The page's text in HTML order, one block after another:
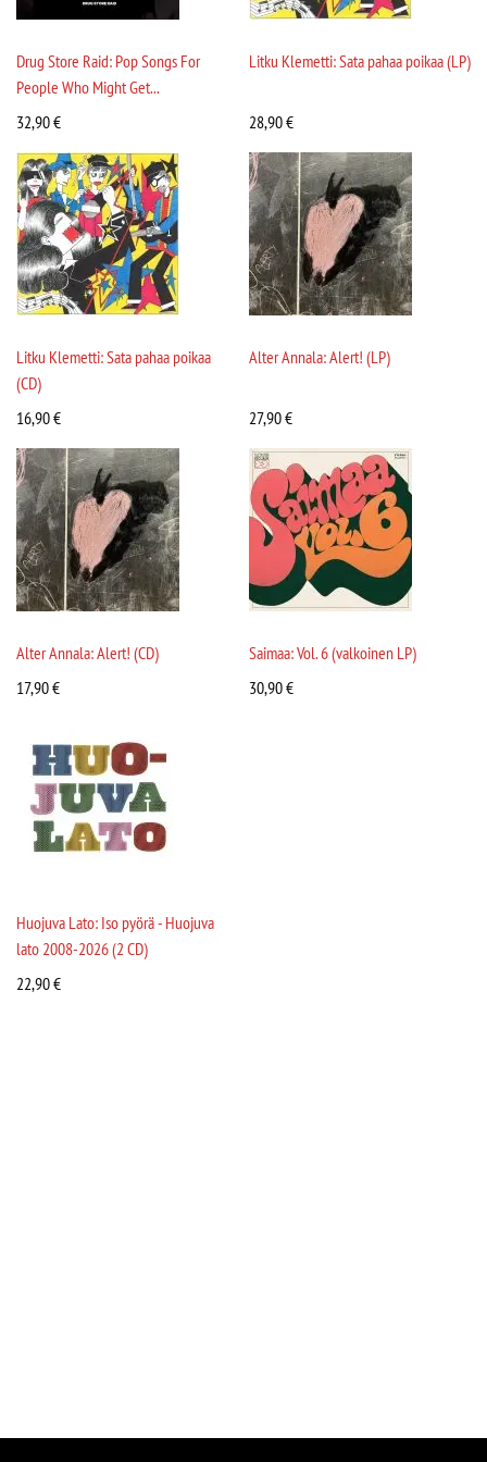
Drug Store Raid: Pop Songs For
People Who Might Get...
32,90€
Litku Klemetti: Sata pahaa poikaa (LP)
28,90€
Litku Klemetti: Sata pahaa poikaa
(CD)
16,90€
Alter Annala: Alert! (LP)
27,90€
Alter Annala: Alert! (CD)
17,90€
Saimaa: Vol. 6 (valkoinen LP)
30,90€
Huojuva Lato: Iso pyörä - Huojuva
lato 2008-2026 (2 CD)
22,90€